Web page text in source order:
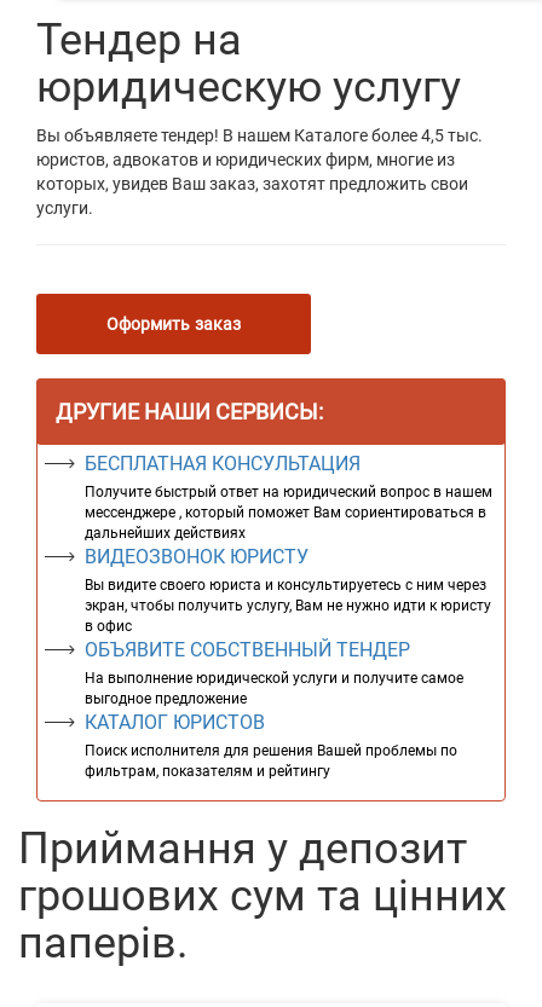
Тендер на
юридическую услугу
Вы объявляете тендер! В нашем Каталоге более 4,5 тыс.
юристов, адвокатов и юридических фирм, многие из
которых, увидев Ваш заказ, захотят предложить свои
услуги.
Оформить заказ
ДРУГИЕ НАШИ СЕРВИСЫ:
БЕСПЛАТНАЯ КОНСУЛЬТАЦИЯ
Получите быстрый ответ на юридический вопрос в нашем
мессенджере , который поможет Вам сориентироваться в
дальнейших действиях
ВИДЕОЗВОНОК ЮРИСТУ
Вы видите своего юриста и консультируетесь с ним через
экран, чтобы получить услугу, Вам не нужно идти к юристу
в офис
ОБЪЯВИТЕ СОБСТВЕННЫЙ ТЕНДЕР
На выполнение юридической услуги и получите самое
выгодное предложение
КАТАЛОГ ЮРИСТОВ
Поиск исполнителя для решения Вашей проблемы по
фильтрам, показателям и рейтингу
Приймання у депозит
грошових сум та цінних
паперів.